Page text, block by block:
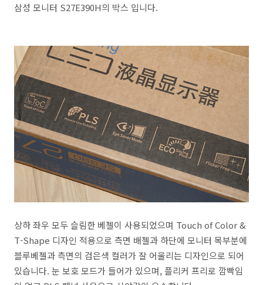
삼성 모니터 S27E390H의 박스 입니다.
상하 좌우 모두 슬림한 베젤이 사용되었으며 Touch of Color &
T-Shape 디자인 적용으로 측면 배젤과 하단에 모니터 목부분에
블루베젤과 측면의 검은색 컬러가 잘 어울리는 디자인으로 되어
있습니다. 눈 보호 모드가 들어가 있으며, 플리커 프리로 깜빡임